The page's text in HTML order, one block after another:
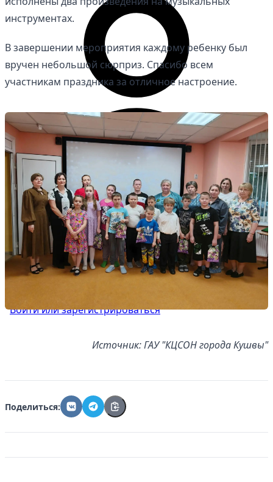
Личный кабинет
Управляйте объявлениями, отслеживайте
Войти или зарегистрироваться
инструментах.
В завершении мероприятия каждому ребенку был
вручен небольшой сюрприз. Спасибо всем
участникам праздника за отличное настроение.
Источник: ГАУ "КЦСОН города Кушвы"
Поделиться: